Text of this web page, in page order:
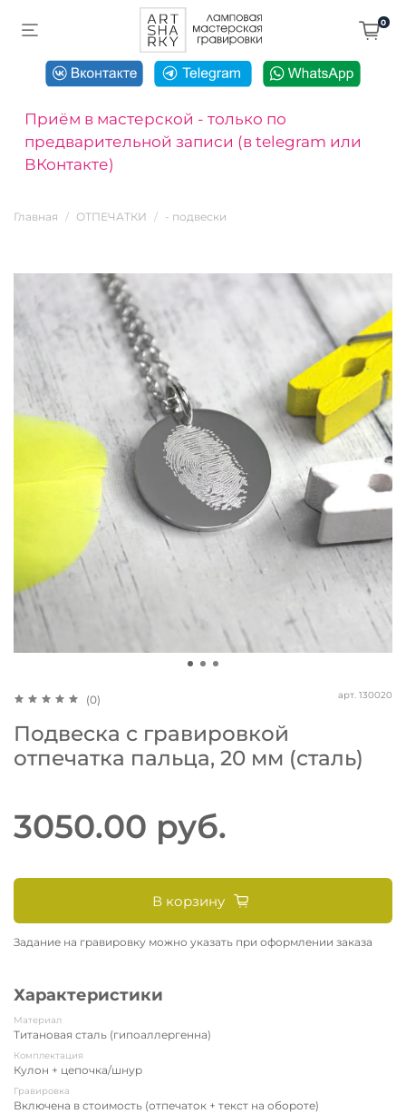
0
Приём в мастерской - только по
предварительной записи (в telegram или
ВКонтакте)
Главная ОТПЕЧАТКИ - подвески
(0) арт. 130020
Подвеска с гравировкой
отпечатка пальца, 20 мм (сталь)
Задание на гравировку можно указать при оформлении заказа
3050.00 руб.
В корзину
Характеристики
Материал
Титановая сталь (гипоаллергенна)
Комплектация
Кулон + цепочка/шнур
Гравировка
Включена в стоимость (отпечаток + текст на обороте)